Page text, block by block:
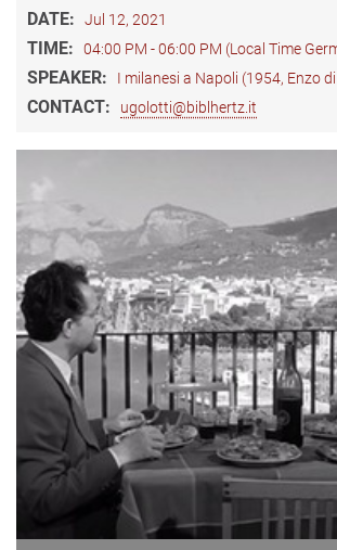
DATE: Jul 12, 2021
TIME: 04:00 PM - 06:00 PM (Local Time
SPEAKER: I milanesi a Napoli (1954, Enzo
CONTACT: ugolotti@biblhertz.it